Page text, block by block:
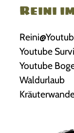
Reini
Youtube
Youtube
Waldurlaub